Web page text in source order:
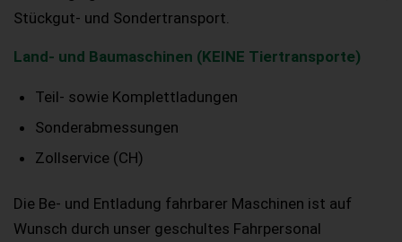
Stückgut- und Sondertransport.
Land- und Baumaschinen (KEINE Tiertransporte)
Teil- sowie Komplettladungen
Sonderabmessungen
Zollservice (CH)
Die Be- und Entladung fahrbarer Maschinen ist auf
Wunsch durch unser geschultes Fahrpersonal